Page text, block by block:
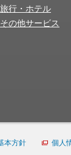
旅行・ホテル
その他サービス
本方針 個人